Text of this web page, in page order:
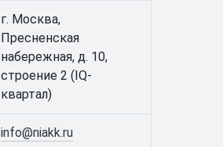
г. Москва,
Пресненская
набережная, д. 10,
строение 2 (IQ-
квартал)
info@niakk.ru